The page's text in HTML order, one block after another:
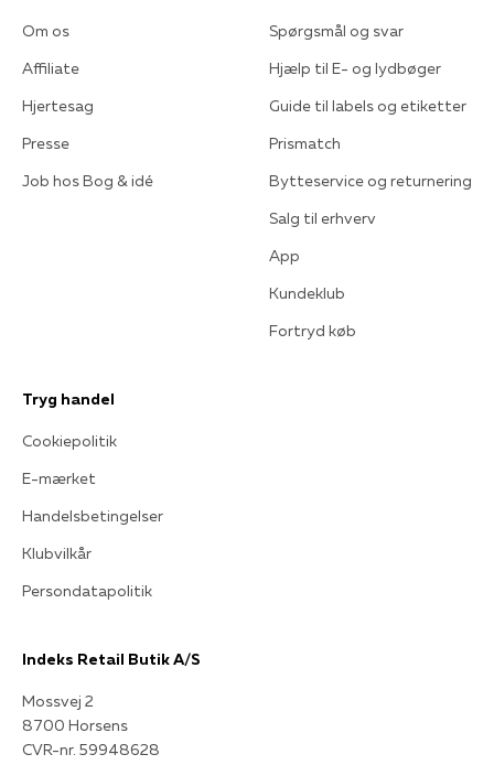
Om os
Affiliate
Hjertesag
Presse
Job hos Bog & idé
Spørgsmål og svar
Hjælp til E- og lydbøger
Guide til labels og etiketter
Prismatch
Bytteservice og returnering
Salg til erhverv
App
Kundeklub
Fortryd køb
Tryg handel
Cookiepolitik
E-mærket
Handelsbetingelser
Klubvilkår
Persondatapolitik
Indeks Retail Butik A/S
Mossvej 2
8700 Horsens
CVR-nr. 59948628